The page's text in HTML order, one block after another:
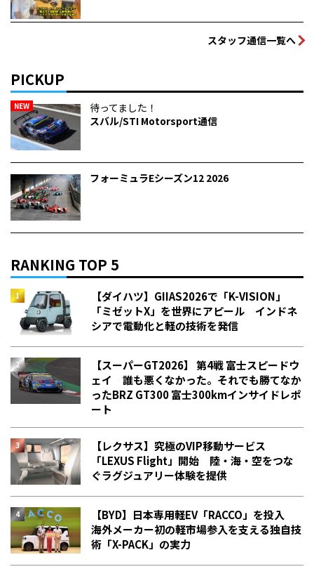
スタッフ通信一覧へ
PICKUP
NEW
待ってました！
スバル/STI Motorsport通信
フォーミュラEシーズン12 2026
RANKING TOP 5
【ダイハツ】GIIAS2026で「K-VISION」
「ミゼットX」を世界にアピール インドネ
シアで電動化と軽の技術を発信
【スーパーGT2026】 第4戦 富士スピードウ
ェイ 誰も悪くなかった。それでも勝てなか
った――BRZ GT300 富士300kmインサイドレポ
ート
【レクサス】究極のVIP移動サービス
「LEXUS Flight」開始 陸・海・空をつな
ぐラグジュアリー体験を提供
【BYD】日本専用軽EV「RACCO」を投入
海外メーカー初の軽市場参入を支える独自技
術「X-PACK」の実力